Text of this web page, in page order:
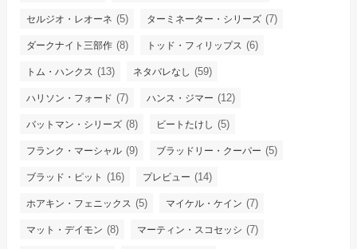
セルジオ・レオーネ (5) ターミネーター・シリーズ (7)
ダークナイト三部作 (8) トッド・フィリップス (6)
トム・ハンクス (13) ネタバレなし (59)
ハリソン・フォード (7) ハンス・ジマー (12)
バットマン・シリーズ (8) ビートたけし (5)
フランク・マーシャル (9) ブラッドリー・クーパー (5)
ブラッド・ピット (16) プレビュー (14)
ホアキン・フェニックス (5) マイケル・ケイン (7)
マット・デイモン (8) マーティン・スコセッシ (7)